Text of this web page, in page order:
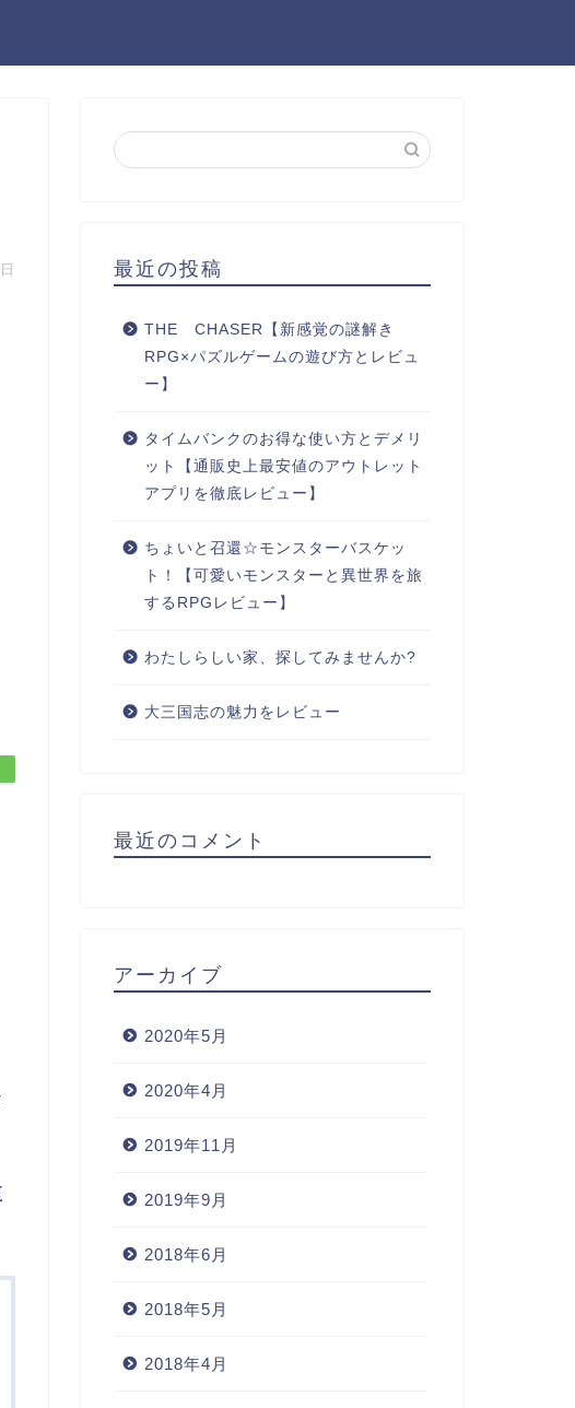
最近の投稿
THE CHASER【新感覚の謎解き
RPG×パズルゲームの遊び方とレビュ
ー】
タイムバンクのお得な使い方とデメリ
ット【通販史上最安値のアウトレット
アプリを徹底レビュー】
ちょいと召還☆モンスターバスケッ
ト！【可愛いモンスターと異世界を旅
するRPGレビュー】
わたしらしい家、探してみませんか?
大三国志の魅力をレビュー
最近のコメント
アーカイブ
2020年5月
2020年4月
2019年11月
2019年9月
2018年6月
2018年5月
2018年4月